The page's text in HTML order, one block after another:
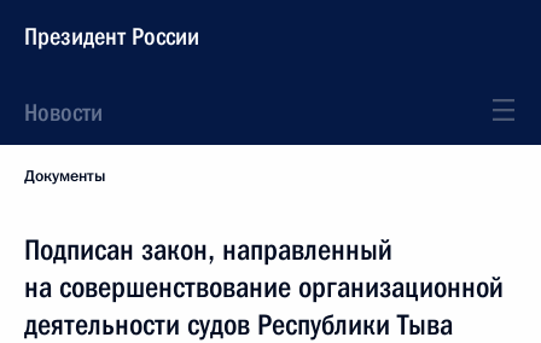
Президент России
Новости
Документы
Подписан закон, направленный
на совершенствование организационной
деятельности судов Республики Тыва